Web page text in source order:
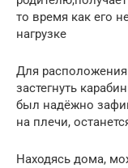
то время как его
нагрузке
Для
застегнуть
был надёжно
на плечи,
Находясь дома,